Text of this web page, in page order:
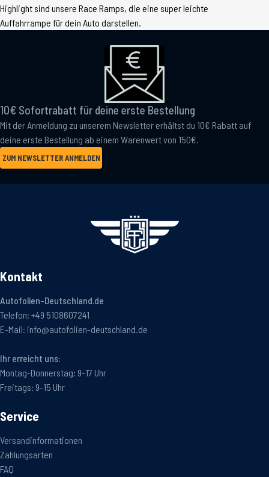
Highlight sind unsere Race Ramps, die eine super leichte
Auffahrrampe für dein Auto darstellen.
10€ Sofortrabatt für deine erste Bestellung
Mit der Anmeldung zu unserem Newsletter erhältst du 10€ Rabatt auf
deine erste Bestellung ab einem Warenwert von 150€.
ZUM NEWSLETTER ANMELDEN
Kontakt
Autofolien-Deutschland.de
Telefon: +49 5108607241
E-Mail: info@autofolien-deutschland.de
Ihr erreicht uns:
Montag-Donnerstag: 9-17 Uhr
Freitags: 9-15 Uhr
Service
Versandinformationen
Zahlungsarten
FAQ